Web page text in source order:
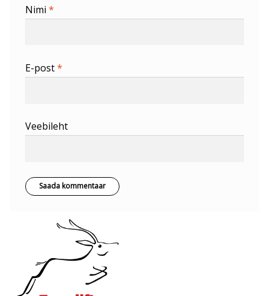
Nimi *
E-post*
Veebileht